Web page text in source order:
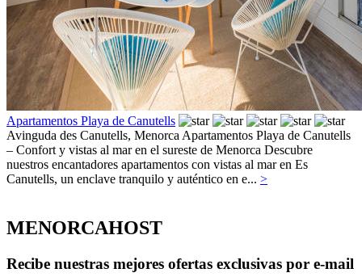
Apartamentos Playa de Canutells
Avinguda des Canutells, Menorca Apartamentos Playa de Canutells
– Confort y vistas al mar en el sureste de Menorca Descubre
nuestros encantadores apartamentos con vistas al mar en Es
Canutells, un enclave tranquilo y auténtico en e... >
MENORCAHOST
Recibe nuestras mejores ofertas exclusivas por e-mail